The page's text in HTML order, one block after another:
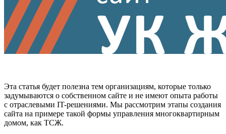
Эта статья будет полезна тем организациям, которые только
задумываются о собственном сайте и не имеют опыта работы
с отраслевыми IT-решениями. Мы рассмотрим этапы создания
сайта на примере такой формы управления многоквартирным
домом, как ТСЖ.